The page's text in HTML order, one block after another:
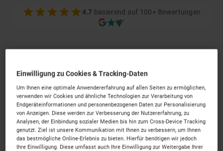
4.7 basierend auf 100+ Bewertungen
Aufbereitungsanlagen mieten in Dortmund
Einwilligung zu Cookies & Tracking-Daten
Um Ihnen eine optimale Anwendererfahrung auf allen Seiten zu ermöglichen,
verwenden wir Cookies und ähnliche Technologien zur Verarbeitung von
Endgeräteinformationen und personenbezogenen Daten zur Personalisierung
von Anzeigen. Diese werden zur Verbesserung der Nutzererfahrung, zu
Analysen, der Einbindung sozialer Medien bis hin zum Cross-Device Tracking
genutzt. Ziel ist unsere Kommunikation mit Ihnen zu verbessern, um Ihnen
das bestmögliche Online-Erlebnis zu bieten. Hierfür benötigen wir jedoch
Ihre Einwilligung. Diese umfasst auch Ihre Einwilligung zur Weitergabe Ihrer